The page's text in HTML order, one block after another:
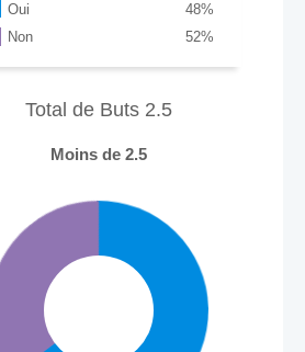
Oui %
48
Non
%
52
Total de Buts 2.5
Moins de 2.5